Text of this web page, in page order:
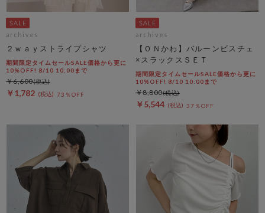
archives
２ｗａｙストライプシャツ
期間限定タイムセールSALE価格から更に
10%OFF! 8/10 10:00まで
￥1,782 73％OFF
￥6,600
archives
【ＯＮかわ】バルーンビスチェ
×スラックスＳＥＴ
期間限定タイムセールSALE価格から更に
10%OFF! 8/10 10:00まで
￥5,544 37％OFF
￥8,800